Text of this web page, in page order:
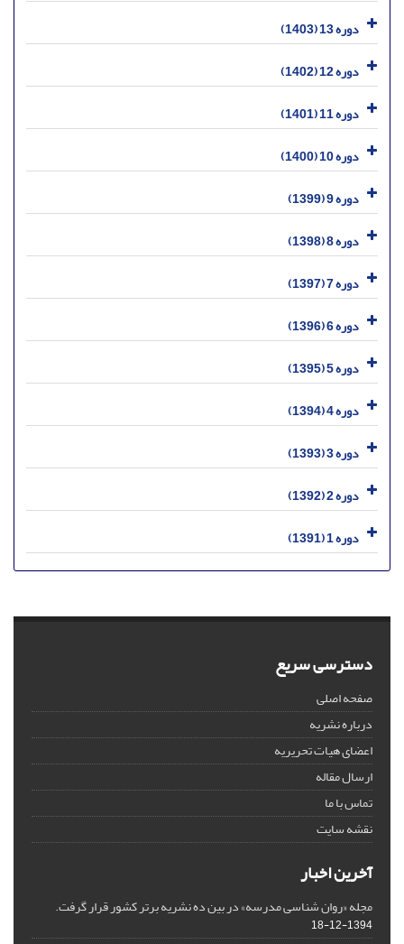
دوره 13 (1403)
دوره 12 (1402)
دوره 11 (1401)
دوره 10 (1400)
دوره 9 (1399)
دوره 8 (1398)
دوره 7 (1397)
دوره 6 (1396)
دوره 5 (1395)
دوره 4 (1394)
دوره 3 (1393)
دوره 2 (1392)
دوره 1 (1391)
دسترسی سریع
صفحه اصلی
درباره نشریه
اعضای هیات تحریریه
ارسال مقاله
تماس با ما
نقشه سایت
آخرین اخبار
مجله «روان شناسی مدرسه» در بین ده نشریه برتر کشور قرار گرفت.
1394-12-18